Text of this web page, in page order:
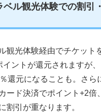
ベル観光体験での割引
観光体験経由でチケット
イントが還元されますが
還元になることも。さら
ード決済でポイント+2倍
割引が重なります。